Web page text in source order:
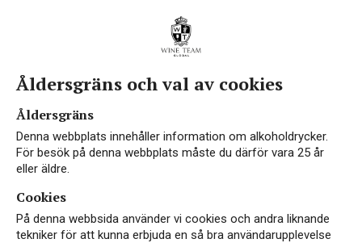
Vin från Pfalz
Geografin präglas av de skyddande Haardtbergen
i väster vilket ger ett för Tyskland varmt och
Åldersgräns och val av cookies
Åldersgräns
Denna webbplats innehåller information om alkoholdrycker.
För besök på denna webbplats måste du därför vara 25 år
eller äldre.
Cookies
På denna webbsida använder vi cookies och andra liknande
tekniker för att kunna erbjuda en så bra användarupplevelse